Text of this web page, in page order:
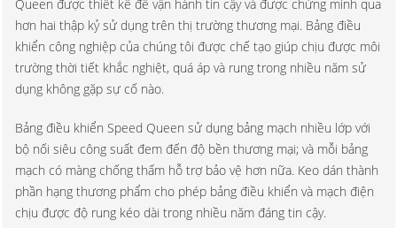
Queen được thiết kế để vận hành tin cậy và được chứng minh qua
hơn hai thập kỷ sử dụng trên thị trường thương mại. Bảng điều
khiển công nghiệp của chúng tôi được chế tạo giúp chịu được môi
trường thời tiết khắc nghiệt, quá áp và rung trong nhiều năm sử
dụng không gặp sự cố nào.
Bảng điều khiển Speed Queen sử dụng bảng mạch nhiều lớp với
bộ nối siêu công suất đem đến độ bền thương mại; và mỗi bảng
mạch có màng chống thấm hỗ trợ bảo vệ hơn nữa. Keo dán thành
phần hạng thương phẩm cho phép bảng điều khiển và mạch điện
chịu được độ rung kéo dài trong nhiều năm đáng tin cậy.